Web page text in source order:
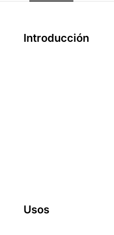
Introducción
Usos